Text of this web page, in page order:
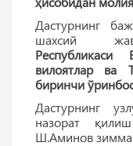
Дастурнинг
шахсий
Республикаси
вилоятлар ва
биринчи
Дастурнинг
назорат
Ш.Аминов